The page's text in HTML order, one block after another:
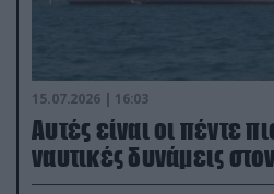
15.07.2026 | 16:03
Aυτές είναι οι πέντε
ναυτικές δυνάμεις